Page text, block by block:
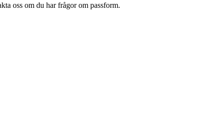
oss om du har frågor om passform.